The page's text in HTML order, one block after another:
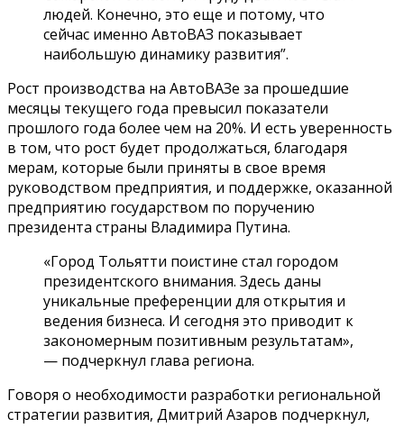
людей. Конечно, это еще и потому, что
сейчас именно АвтоВАЗ показывает
наибольшую динамику развития”.
Рост производства на АвтоВАЗе за прошедшие
месяцы текущего года превысил показатели
прошлого года более чем на 20%. И есть уверенность
в том, что рост будет продолжаться, благодаря
мерам, которые были приняты в свое время
руководством предприятия, и поддержке, оказанной
предприятию государством по поручению
президента страны Владимира Путина.
«Город Тольятти поистине стал городом
президентского внимания. Здесь даны
уникальные преференции для открытия и
ведения бизнеса. И сегодня это приводит к
закономерным позитивным результатам»,
— подчеркнул глава региона.
Говоря о необходимости разработки региональной
стратегии развития, Дмитрий Азаров подчеркнул,